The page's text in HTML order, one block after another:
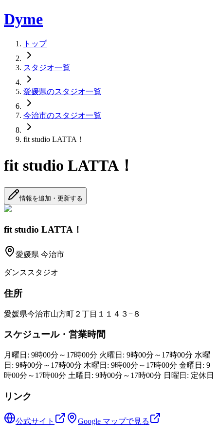
Dyme
トップ
スタジオ一覧
愛媛県のスタジオ一覧
今治市のスタジオ一覧
fit studio LATTA！
fit studio LATTA！
情報を追加・更新する
fit studio LATTA！
愛媛県 今治市
ダンススタジオ
住所
愛媛県今治市山方町２丁目１１４３−８
スケジュール・営業時間
月曜日: 9時00分～17時00分 火曜日: 9時00分～17時00分 水曜
日: 9時00分～17時00分 木曜日: 9時00分～17時00分 金曜日: 9
時00分～17時00分 土曜日: 9時00分～17時00分 日曜日: 定休日
リンク
公式サイト Google マップで見る